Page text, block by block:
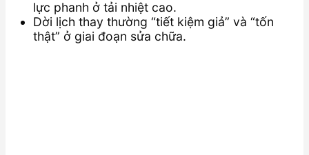
lực phanh ở tải nhiệt cao.
Dời lịch thay thường “tiết kiệm giả” và “tốn
thật” ở giai đoạn sửa chữa.